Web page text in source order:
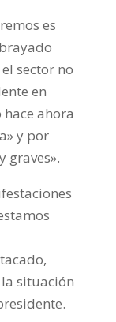
es
sector no
en
ahora
y por
graves».
situación